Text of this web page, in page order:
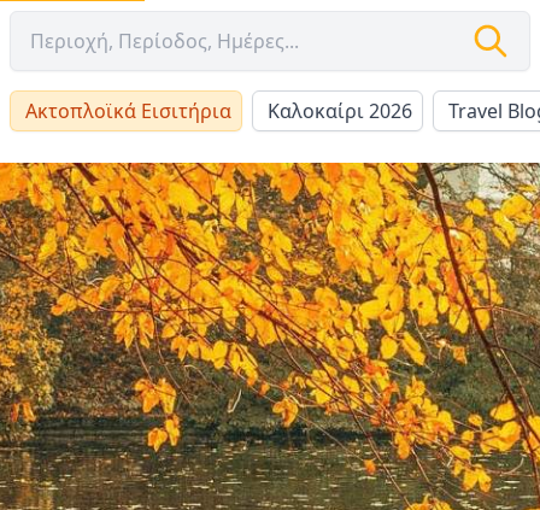
Ακτοπλοϊκά Εισιτήρια Καλοκαίρι 2026 Travel